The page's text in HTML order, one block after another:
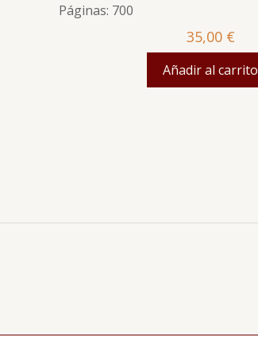
Páginas: 700
35,00 €
Añadir al carrito